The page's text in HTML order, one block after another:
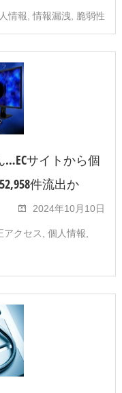
情報 ,情報漏洩 脆弱性
サイトから個
件流出か
2024年10月10日
アクセス 個人情報